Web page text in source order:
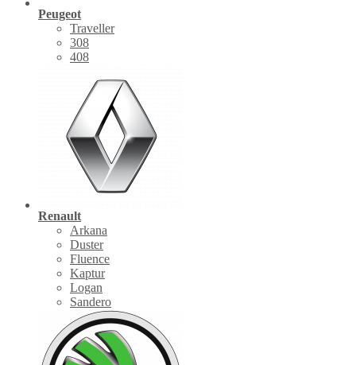
Peugeot
Traveller
308
408
Renault
Arkana
Duster
Fluence
Kaptur
Logan
Sandero